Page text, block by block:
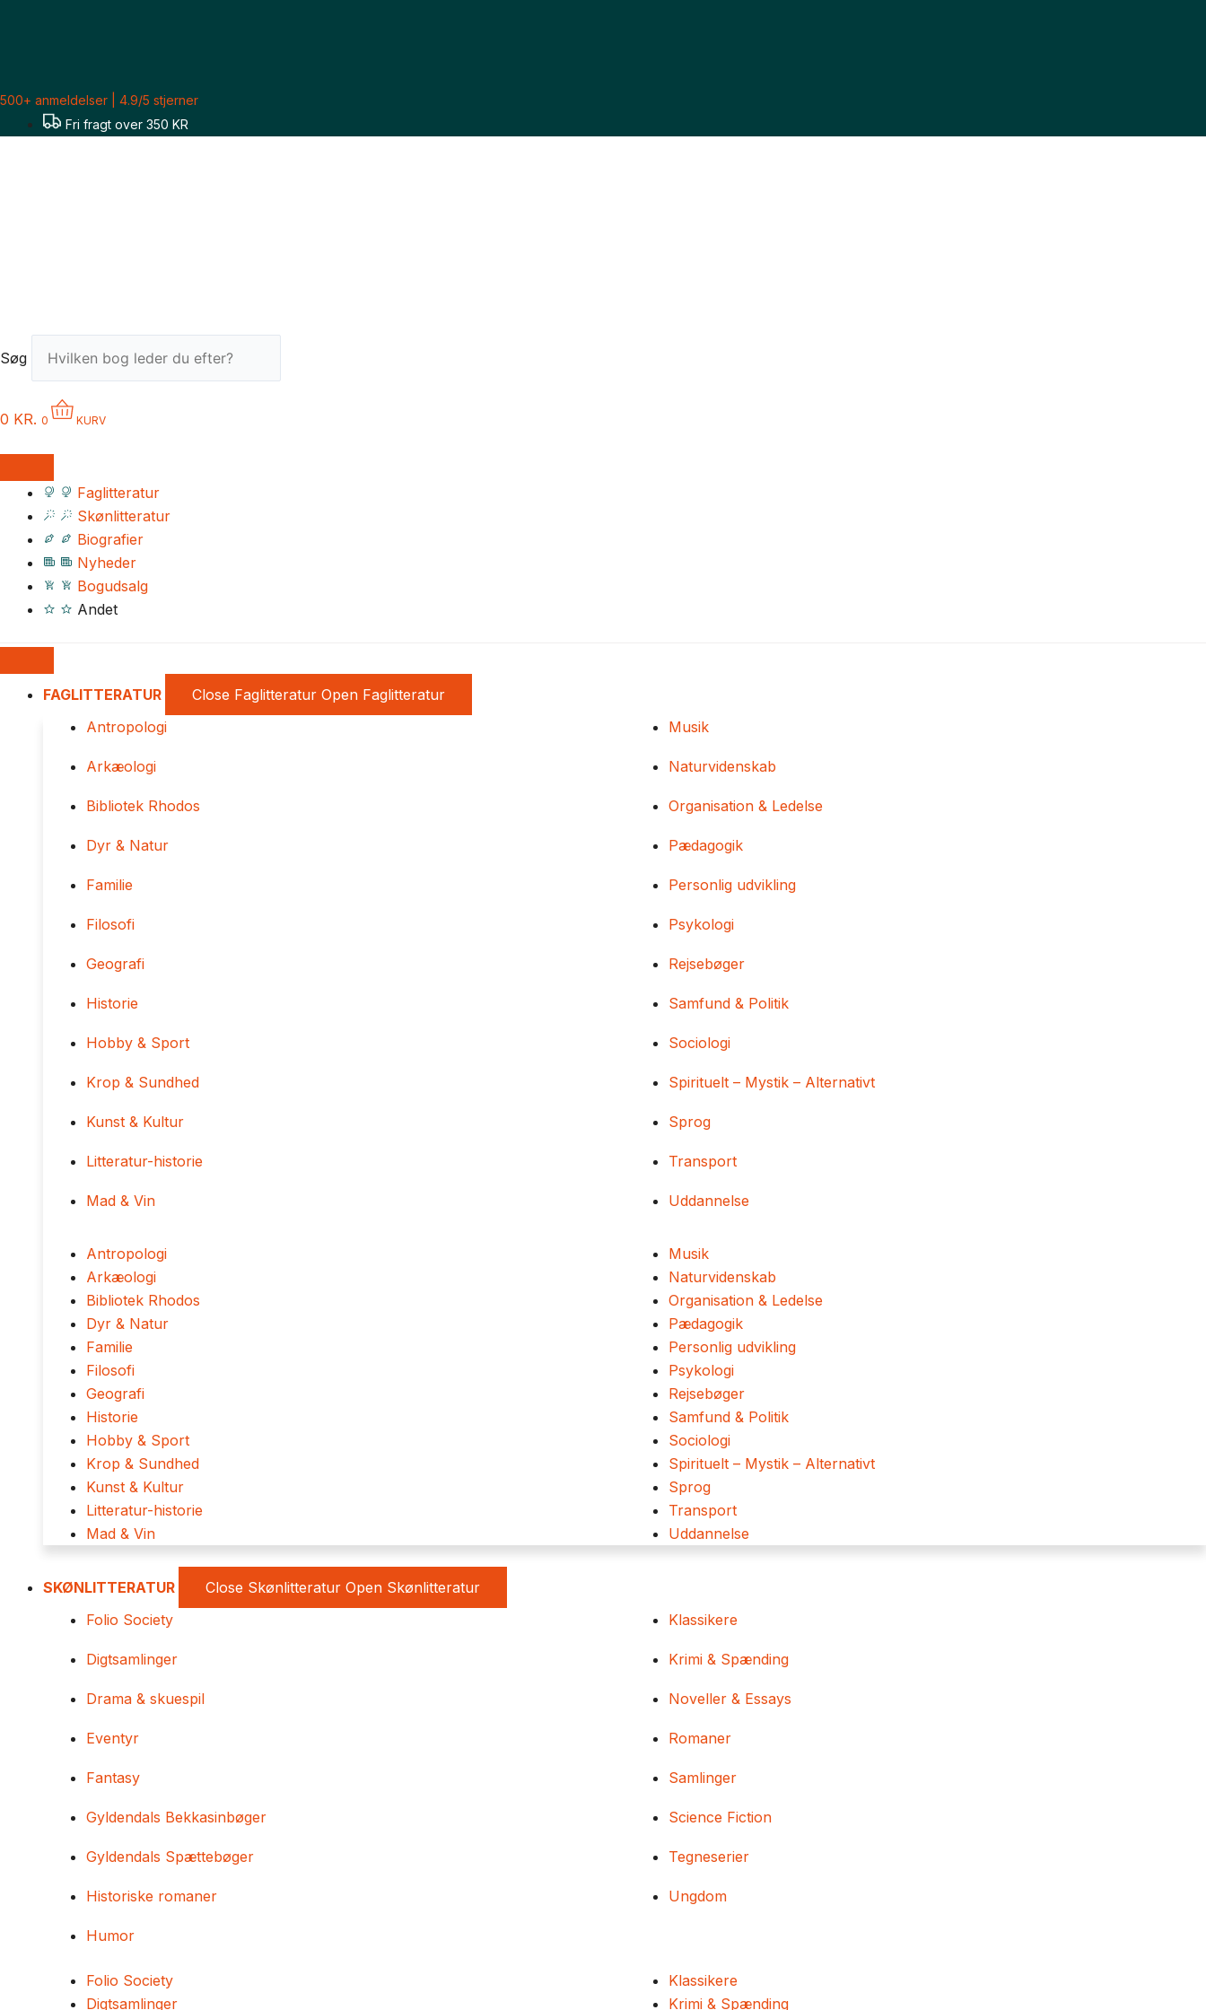
500+ anmeldelser | 4.9/5 stjerner
Fri fragt over 350 KR
Søg
0 KR. 0 KURV
Faglitteratur
Skønlitteratur
Biografier
Nyheder
Bogudsalg
Andet
FAGLITTERATUR Close Faglitteratur Open Faglitteratur
Antropologi
Arkæologi
Bibliotek Rhodos
Dyr & Natur
Familie
Filosofi
Geografi
Historie
Hobby & Sport
Krop & Sundhed
Kunst & Kultur
Litteratur-historie
Mad & Vin
Musik
Naturvidenskab
Organisation & Ledelse
Pædagogik
Personlig udvikling
Psykologi
Rejsebøger
Samfund & Politik
Sociologi
Spirituelt – Mystik – Alternativt
Sprog
Transport
Uddannelse
Antropologi
Arkæologi
Bibliotek Rhodos
Dyr & Natur
Familie
Filosofi
Geografi
Historie
Hobby & Sport
Krop & Sundhed
Kunst & Kultur
Litteratur-historie
Mad & Vin
Musik
Naturvidenskab
Organisation & Ledelse
Pædagogik
Personlig udvikling
Psykologi
Rejsebøger
Samfund & Politik
Sociologi
Spirituelt – Mystik – Alternativt
Sprog
Transport
Uddannelse
SKØNLITTERATUR Close Skønlitteratur Open Skønlitteratur
Folio Society
Digtsamlinger
Drama & skuespil
Eventyr
Fantasy
Gyldendals Bekkasinbøger
Gyldendals Spættebøger
Historiske romaner
Humor
Klassikere
Krimi & Spænding
Noveller & Essays
Romaner
Samlinger
Science Fiction
Tegneserier
Ungdom
Folio Society
Digtsamlinger
Klassikere
Krimi & Spænding